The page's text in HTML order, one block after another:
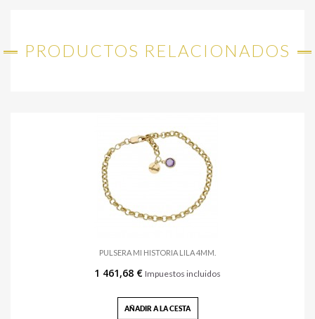
PRODUCTOS RELACIONADOS
PULSERA MI HISTORIA LILA 4MM.
1 461,68 € Impuestos incluidos
AÑADIR A LA CESTA